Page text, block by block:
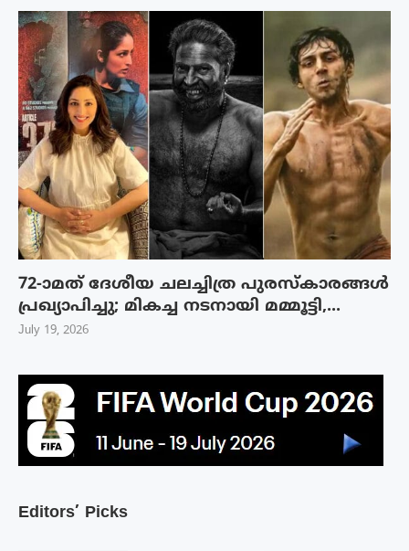
Editors’ Picks
72-ാമത് ദേശീയ ചലച്ചിത്ര പുരസ്‌കാരങ്ങള്‍
പ്രഖ്യാപിച്ചു; മികച്ച നടനായി മമ്മൂട്ടി,...
July 19, 2026